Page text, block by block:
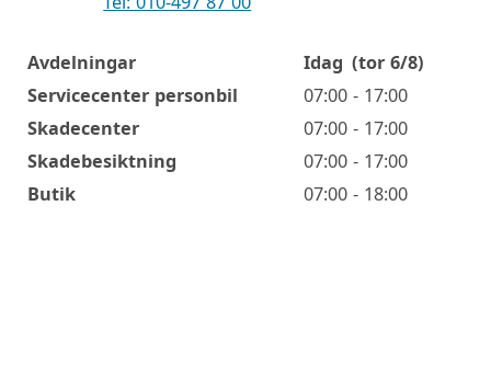
Öppettider
Avdelningar Idag (tor 6/8)
Servicecenter personbil
07:00 - 17:00
Skadecenter
07:00 - 17:00
Skadebesiktning
07:00 - 17:00
Butik
07:00 - 18:00